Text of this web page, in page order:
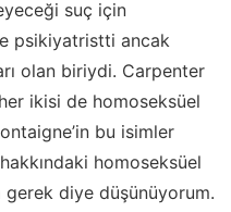
suç için
psikiyatristti ancak
olan biriydi. Carpenter
ikisi de homoseksüel
bu isimler
homoseksüel
gerek diye düşünüyorum.